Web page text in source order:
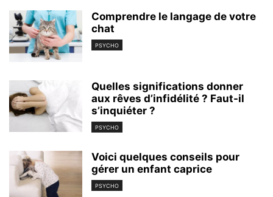
Comprendre le langage de votre
chat
PSYCHO
Quelles significations donner
aux rêves d’infidélité ? Faut-il
s’inquiéter ?
PSYCHO
Voici quelques conseils pour
gérer un enfant caprice
PSYCHO